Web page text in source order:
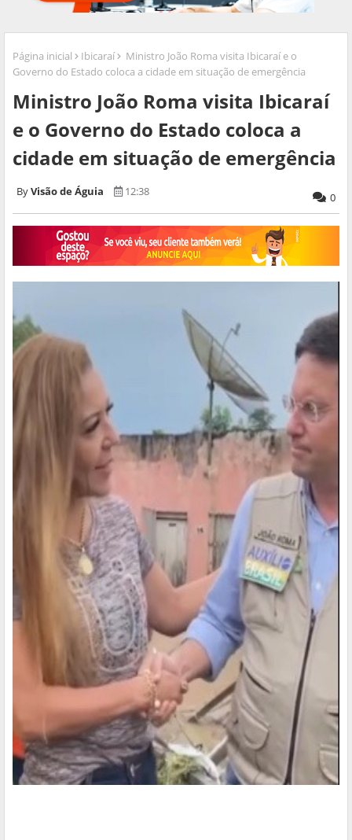
Página inicial Ibicaraí
Ministro João Roma visita Ibicaraí e o
Governo do Estado coloca a cidade em situação de emergência
Ministro João Roma visita Ibicaraí
e o Governo do Estado coloca a
cidade em situação de emergência
Visão de Águia 12:38 0